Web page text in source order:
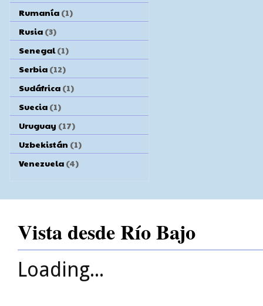
Rumanía (1)
Rusia (3)
Senegal (1)
Serbia (12)
Sudáfrica (1)
Suecia (1)
Uruguay (17)
Uzbekistán (1)
Venezuela (4)
Vista desde Río Bajo
Loading...